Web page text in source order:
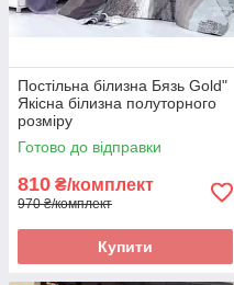
Постільна білизна Бязь Gold"
Якісна білизна полуторного
розміру
Готово до відправки
810 ₴/комплект
970 ₴/комплект
Купити